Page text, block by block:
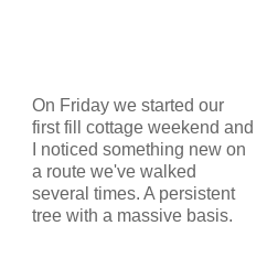
On Friday we started our
first fill cottage weekend and
I noticed something new on
a route we've walked
several times. A persistent
tree with a massive basis.